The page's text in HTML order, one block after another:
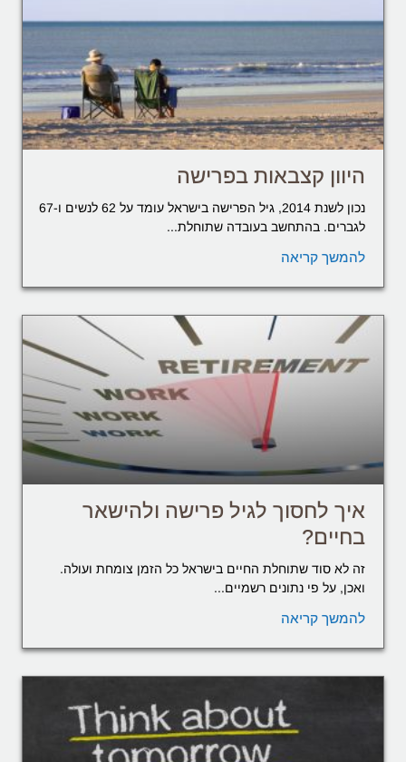
היוון קצבאות בפרישה
נכון לשנת 2014, גיל הפרישה בישראל עומד על 62 לנשים ו-67
לגברים. בהתחשב בעובדה שתוחלת...
להמשך קריאה
איך לחסוך לגיל פרישה ולהישאר
בחיים?
זה לא סוד שתוחלת החיים בישראל כל הזמן צומחת ועולה.
ואכן, על פי נתונים רשמיים...
להמשך קריאה